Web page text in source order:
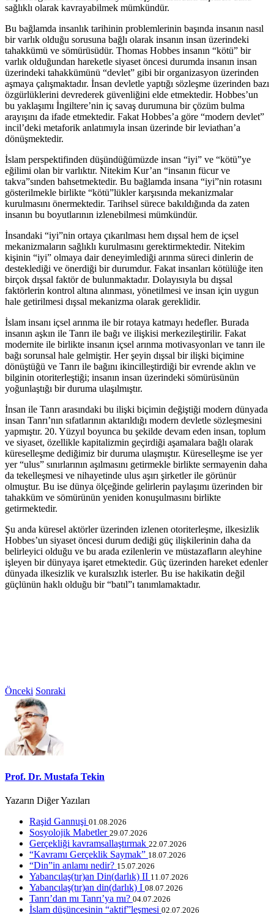
sağlıklı olarak kavrayabilmek mümkündür.
Bu bağlamda insanlık tarihinin problemlerinin başında insanın nasıl
bir varlık olduğu sorusuna bağlı olarak insanın insan üzerindeki
tahakkümü ve sömürüsüdür. Thomas Hobbes insanın “kötü” bir
varlık olduğundan hareketle siyaset öncesi durumda insanın insan
üzerindeki tahakkümünü “devlet” gibi bir organizasyon üzerinden
aşmaya çalışmaktadır. İnsan devletle yaptığı sözleşme üzerinden bazı
özgürlüklerini devrederek güvenliğini elde etmektedir. Hobbes’un
bu yaklaşımı İngiltere’nin iç savaş durumuna bir çözüm bulma
arayışını da ifade etmektedir. Fakat Hobbes’a göre “modern devlet”
incil’deki metaforik anlatımıyla insan üzerinde bir leviathan’a
dönüşmektedir.
İslam perspektifinden düşündüğümüzde insan “iyi” ve “kötü”ye
eğilimi olan bir varlıktır. Nitekim Kur’an “insanın fücur ve
takva”sınden bahsetmektedir. Bu bağlamda insana “iyi”nin rotasını
gösterilmekle birlikte “kötü”lükler karşısında mekanizmalar
kurulmasını önermektedir. Tarihsel sürece bakıldığında da zaten
insanın bu boyutlarının izlenebilmesi mümkündür.
İnsandaki “iyi”nin ortaya çıkarılması hem dışsal hem de içsel
mekanizmaların sağlıklı kurulmasını gerektirmektedir. Nitekim
kişinin “iyi” olmaya dair deneyimlediği arınma süreci dinlerin de
desteklediği ve önerdiği bir durumdur. Fakat insanları kötülüğe iten
birçok dışsal faktör de bulunmaktadır. Dolayısıyla bu dışsal
faktörlerin kontrol altına alınması, yönetilmesi ve insan için uygun
hale getirilmesi dışsal mekanizma olarak gereklidir.
İslam insanı içsel arınma ile bir rotaya katmayı hedefler. Burada
insanın aşkın ile Tanrı ile bağı ve ilişkisi merkezileştirilir. Fakat
modernite ile birlikte insanın içsel arınma motivasyonları ve tanrı ile
bağı sorunsal hale gelmiştir. Her şeyin dışsal bir ilişki biçimine
dönüştüğü ve Tanrı ile bağını ikincilleştirdiği bir evrende aklın ve
bilginin otoriterleştiği; insanın insan üzerindeki sömürüsünün
yoğunlaştığı bir duruma ulaşılmıştır.
İnsan ile Tanrı arasındaki bu ilişki biçimin değiştiği modern dünyada
insan Tanrı’nın sıfatlarının aktarıldığı modern devletle sözleşmesini
yapmıştır. 20. Yüzyıl boyunca bu şekilde devam eden insan, toplum
ve siyaset, özellikle kapitalizmin geçirdiği aşamalara bağlı olarak
küreselleşme dediğimiz bir duruma ulaşmıştır. Küreselleşme ise yer
yer “ulus” sınırlarının aşılmasını getirmekle birlikte sermayenin daha
da tekelleşmesi ve nihayetinde ulus aşırı şirketler ile görünür
olmuştur. Bu ise dünya ölçeğinde gelirlerin paylaşımı üzerinden bir
tahakküm ve sömürünün yeniden konuşulmasını birlikte
getirmektedir.
Şu anda küresel aktörler üzerinden izlenen otoriterleşme, ilkesizlik
Hobbes’un siyaset öncesi durum dediği güç ilişkilerinin daha da
belirleyici olduğu ve bu arada ezilenlerin ve müstazafların aleyhine
işleyen bir dünyaya işaret etmektedir. Güç üzerinden hareket edenler
dünyada ilkesizlik ve kuralsızlık isterler. Bu ise hakikatin değil
güçlünün haklı olduğu bir “batıl”ı tanımlamaktadır.
Önceki Sonraki
Prof. Dr. Mustafa Tekin
Yazarın Diğer Yazıları
Raşid Gannuşi 01.08.2026
Sosyolojik Mabetler 29.07.2026
Gerçekliği kavramsallaştırmak 22.07.2026
“Kavramı Gerçeklik Saymak” 18.07.2026
“Din”in anlamı nedir? 15.07.2026
Yabancılaş(tır)an Din(darlık) II 11.07.2026
Yabancılaş(tır)an din(darlık) I 08.07.2026
Tanrı’dan mı Tanrı’ya mı? 04.07.2026
İslam düşüncesinin “aktif”leşmesi 02.07.2026